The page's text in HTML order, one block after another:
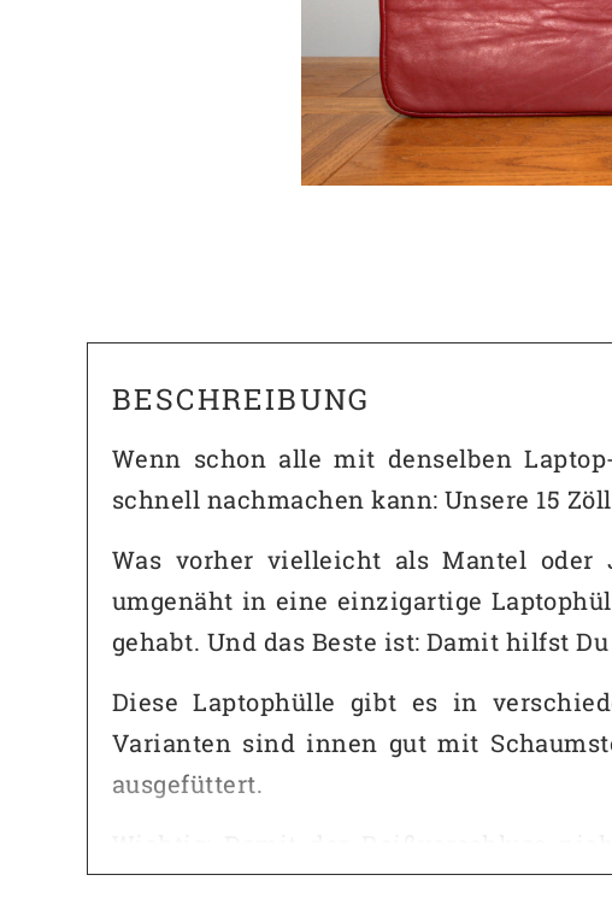
BESCHREIBUNG
Wenn schon alle mit denselben
schnell nachmachen kann: Unsere 15
Was vorher vielleicht als Mantel
umgenäht in eine einzigartige
gehabt. Und das Beste ist: Damit hilfst
Diese Laptophülle gibt es in
Varianten sind innen gut mit
ausgefüttert.
Wichtig: Damit der Reißverschluss
Lederlasche eingenäht, die die Kanten